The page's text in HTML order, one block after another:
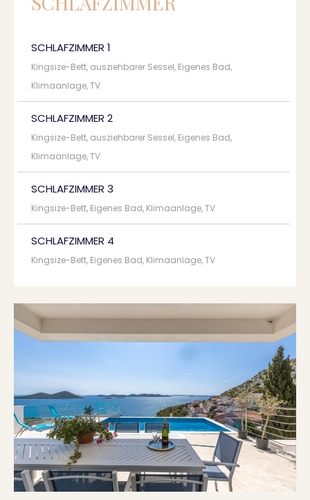
SCHLAFZIMMER 1
Kingsize-Bett, ausziehbarer Sessel, Eigenes Bad,
Klimaanlage, TV
SCHLAFZIMMER 2
Kingsize-Bett, ausziehbarer Sessel, Eigenes Bad,
Klimaanlage, TV
SCHLAFZIMMER 3
Kingsize-Bett, Eigenes Bad, Klimaanlage, TV
SCHLAFZIMMER 4
Kingsize-Bett, Eigenes Bad, Klimaanlage, TV